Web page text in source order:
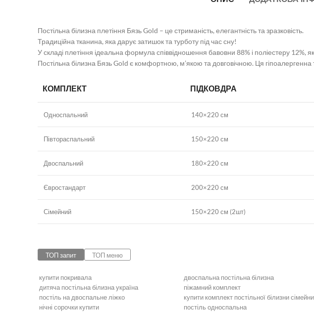
Постільна білизна плетіння Бязь Gold – це стриманість, елегантність та зразковість.
Традиційна тканина, яка дарує затишок та турботу під час сну!
У складі плетіння ідеальна формула співвідношення бавовни 88% і поліестеру 12%,
Постільна білизна Бязь Gold є комфортною, м’якою та довговічною. Ця гіпоалергенна
КОМПЛЕКТ ПІДКОВДРА
Односпальний 140×220 см
Півтораспальний 150×220 см
Двоспальний 180×220 см
Євростандарт 200×220 см
Сімейний 150×220 см (2шт)
ТОП запит ТОП меню
купити покривала двоспальна постільна білизна
дитяча постільна білизна україна
піжамний комплект
постіль на двоспальне ліжко
купити комплект постільної білизни
нічні сорочки купити
постіль односпальна